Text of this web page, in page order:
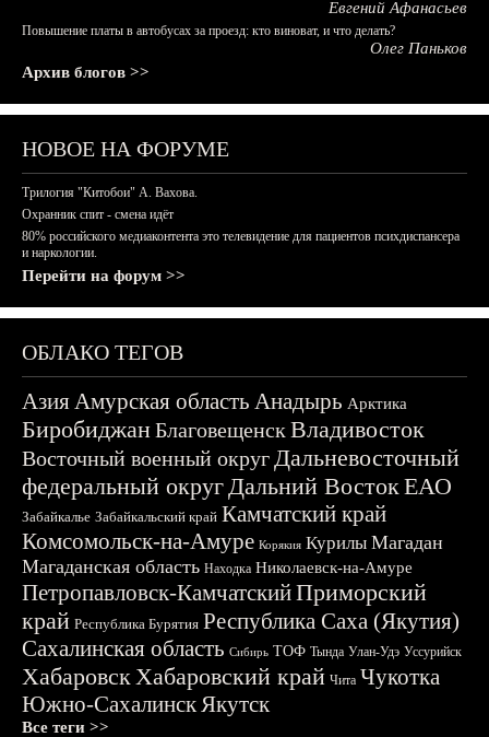
Евгений Афанасьев
Повышение платы в автобусах за проезд: кто виноват, и что делать?
Олег Паньков
Архив блогов >>
НОВОЕ НА ФОРУМЕ
Трилогия "Китобои" А. Вахова.
Охранник спит - смена идёт
80% российского медиаконтента это телевидение для пациентов психдиспансера
и наркологии.
Перейти на форум >>
ОБЛАКО ТЕГОВ
АзияАмурская область Анадырь Арктика
БиробиджанБлаговещенскВладивосток
Восточный военный округДальневосточный
федеральный округДальний ВостокЕАО
Забайкалье Забайкальский край Камчатский край
Комсомольск-на-Амуре Корякия Курилы Магадан
Магаданская область Находка Николаевск-на-Амуре
Петропавловск-КамчатскийПриморский
край Республика Бурятия Республика Саха (Якутия)
Сахалинская область Сибирь ТОФ Тында Улан-Удэ Уссурийск
ХабаровскХабаровский край Чита Чукотка
Южно-СахалинскЯкутск
Все теги >>